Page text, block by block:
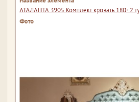
АТАЛАНТА 3905 Комплект кровать 180+2